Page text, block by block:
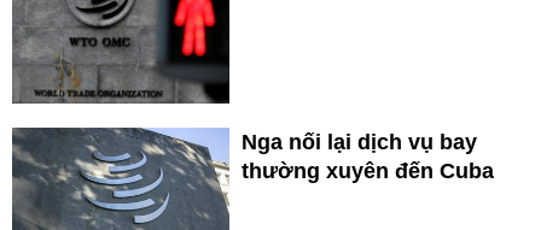
Nga nối lại dịch vụ bay
thường xuyên đến Cuba